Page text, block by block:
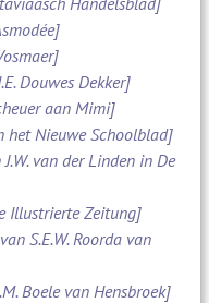
Douwes Dekker]
aan Mimi]
het Nieuwe Schoolblad]
van der Linden in De
Illustrierte Zeitung]
S.E.W. Roorda van
Boele van Hensbroek]